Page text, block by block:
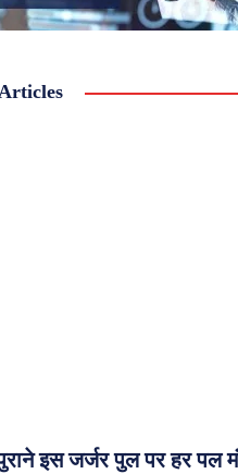
इस जर्जर पुल पर हर पल